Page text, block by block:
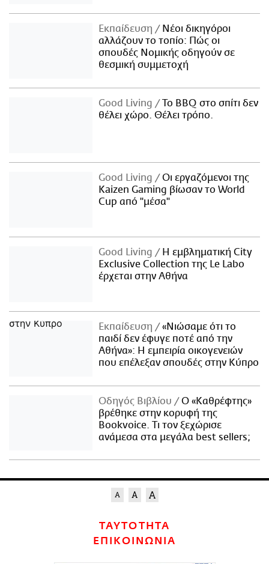
Εκπαίδευση
Νέοι δικηγόροι
αλλάζουν το τοπίο: Πώς οι
σπουδές Νομικής οδηγούν σε
θεσμική συμμετοχή
Good Living
Το BBQ στο σπίτι δεν
θέλει χώρο. Θέλει τρόπο.
Good Living
Οι εργαζόμενοι της
Kaizen Gaming βίωσαν το World
Cup από "μέσα"
Good Living
Η εμβληματική City
Exclusive Collection της Le Labo
έρχεται στην Αθήνα
Εκπαίδευση
«Νιώσαμε ότι το
παιδί δεν έφυγε ποτέ από την
Αθήνα»: Η εμπειρία οικογενειών
που επέλεξαν σπουδές στην Κύπρο
Οδηγός Βιβλίου
Ο «Καθρέφτης»
βρέθηκε στην κορυφή της
Bookvoice. Τι τον ξεχώρισε
ανάμεσα στα μεγάλα best sellers;
ΤΑΥΤΟΤΗΤΑ
ΕΠΙΚΟΙΝΩΝΙΑ